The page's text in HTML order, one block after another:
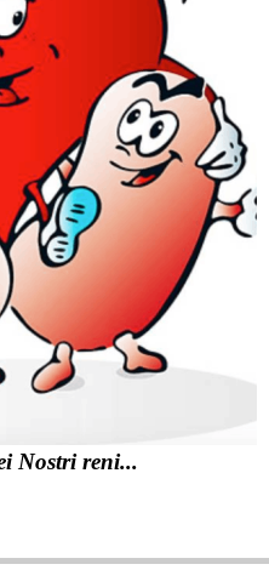
Nostri reni...